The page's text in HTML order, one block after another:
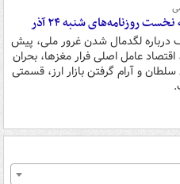
روزنامه‌های شنبه ۲۴ آذر
درباره لگدمال شدن غرور ملی، پیش
اقتصاد عامل اصلی فرار مغزها، بحران
و آرام گرفتن بازار ارز، قسمتی